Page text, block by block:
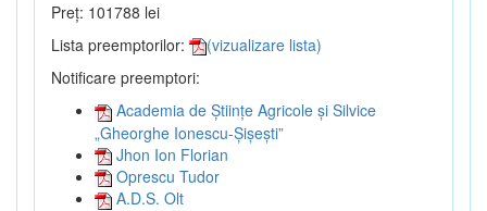
Preț: 101788 lei
Lista preemptorilor:
(vizualizare lista)
Notificare preemptori:
Academia de Științe Agricole și Silvice
„Gheorghe Ionescu-Șișești”
Jhon Ion Florian
Oprescu Tudor
A.D.S. Olt